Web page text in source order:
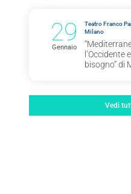
29
Gennaio
Teatro Franco
Milano
l’Occidente
bisogno” di
Vedi